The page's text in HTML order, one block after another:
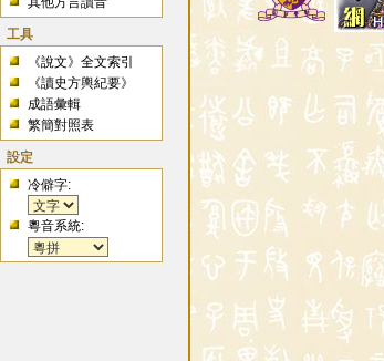
工具
《說文》全文索引
《讀史方輿紀要》
成語彙輯
繁簡對照表
設定
冷僻字:
粵音系統: